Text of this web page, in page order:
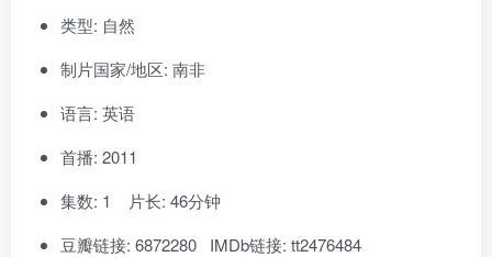
类型: 自然
制片国家/地区: 南非
语言: 英语
首播: 2011
集数: 1 片长: 46分钟
豆瓣链接: 6872280 IMDb链接: tt2476484